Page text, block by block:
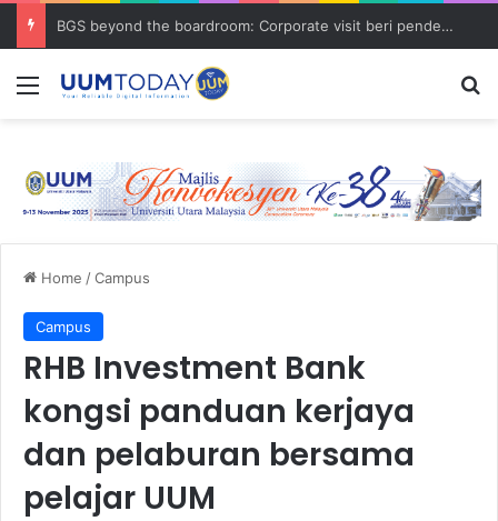
BGS beyond the boardroom: Corporate visit beri pendedahan dunia korporat kepada PELAJAR UUM
Menu
Home /Campus
Campus
RHB Investment Bank
kongsi panduan kerjaya
dan pelaburan bersama
pelajar UUM